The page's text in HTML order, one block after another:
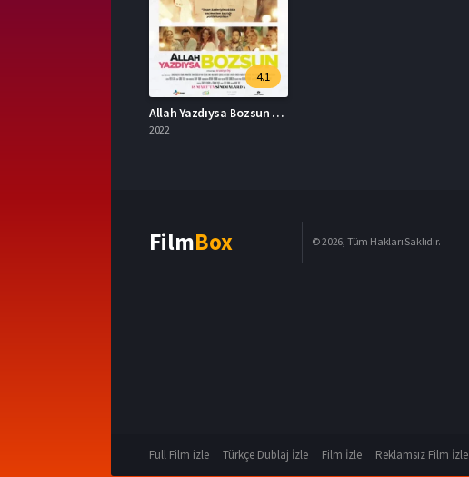
4.1
Allah Yazdıysa Bozsun 2022 – Yerli Film 1080p Turkce Dublaj izle
2022
FilmBox © 2026, Tüm Hakları Saklıdır.
Full Film izle Türkçe Dublaj İzle Film İzle Reklamsız Film İzle